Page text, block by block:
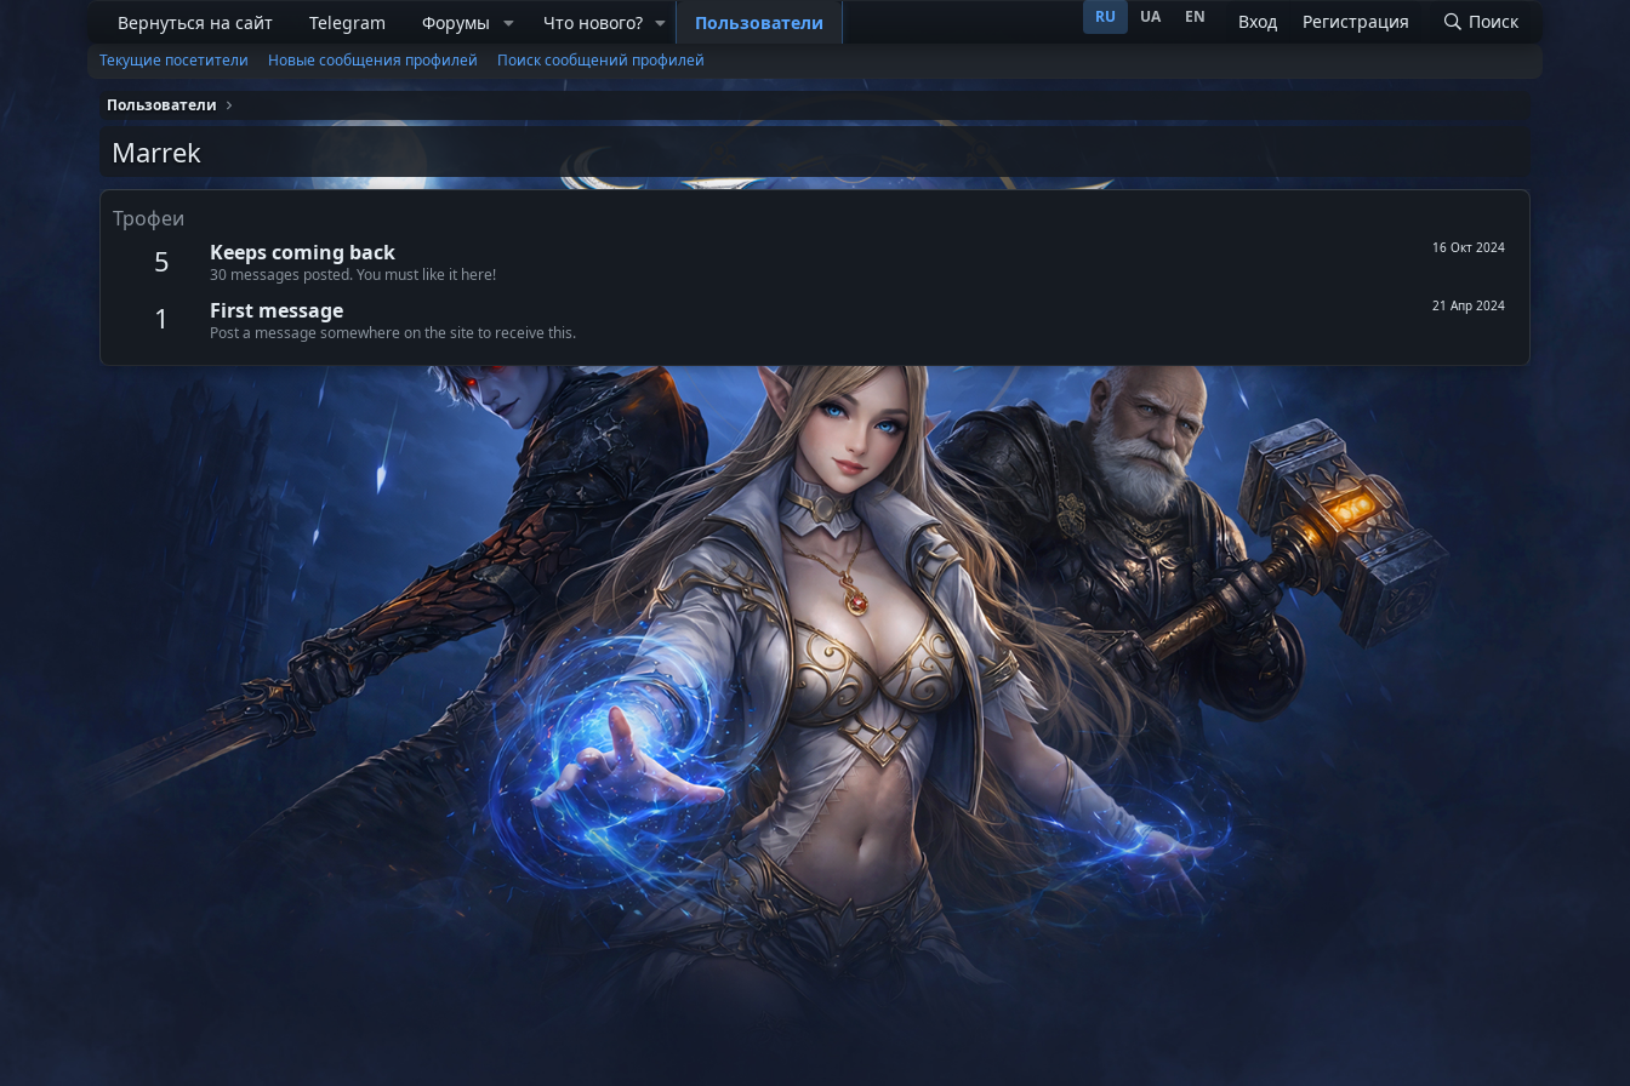
Вернуться на сайт Telegram Форумы Что нового? Пользователи RU UA EN Вход Регистрация Поиск
Текущие посетители Новые сообщения профилей Поиск сообщений профилей
Пользователи
Marrek
Трофеи
5 16 Окт 2024
Keeps coming back
30 messages posted. You must like it here!
1 21 Апр 2024
First message
Post a message somewhere on the site to receive this.